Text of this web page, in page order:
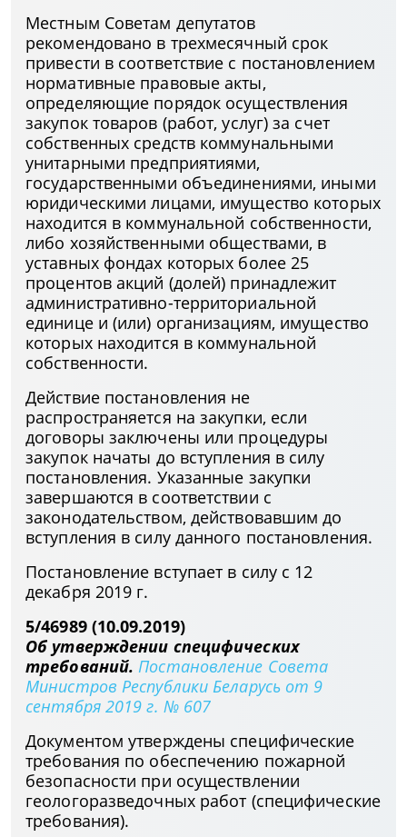
Местным Советам депутатов
рекомендовано в трехмесячный срок
привести в соответствие с постановлением
нормативные правовые акты,
определяющие порядок осуществления
закупок товаров (работ, услуг) за счет
собственных средств коммунальными
унитарными предприятиями,
государственными объединениями, иными
юридическими лицами, имущество которых
находится в коммунальной собственности,
либо хозяйственными обществами, в
уставных фондах которых более 25
процентов акций (долей) принадлежит
административно-территориальной
единице и (или) организациям, имущество
которых находится в коммунальной
собственности.
Действие постановления не
распространяется на закупки, если
договоры заключены или процедуры
закупок начаты до вступления в силу
постановления. Указанные закупки
завершаются в соответствии с
законодательством, действовавшим до
вступления в силу данного постановления.
Постановление вступает в силу с 12
декабря 2019 г.
5/46989 (10.09.2019)
Об утверждении специфических
требований. Постановление Совета
Министров Республики Беларусь от 9
сентября 2019 г. № 607
Документом утверждены специфические
требования по обеспечению пожарной
безопасности при осуществлении
геологоразведочных работ (специфические
требования).